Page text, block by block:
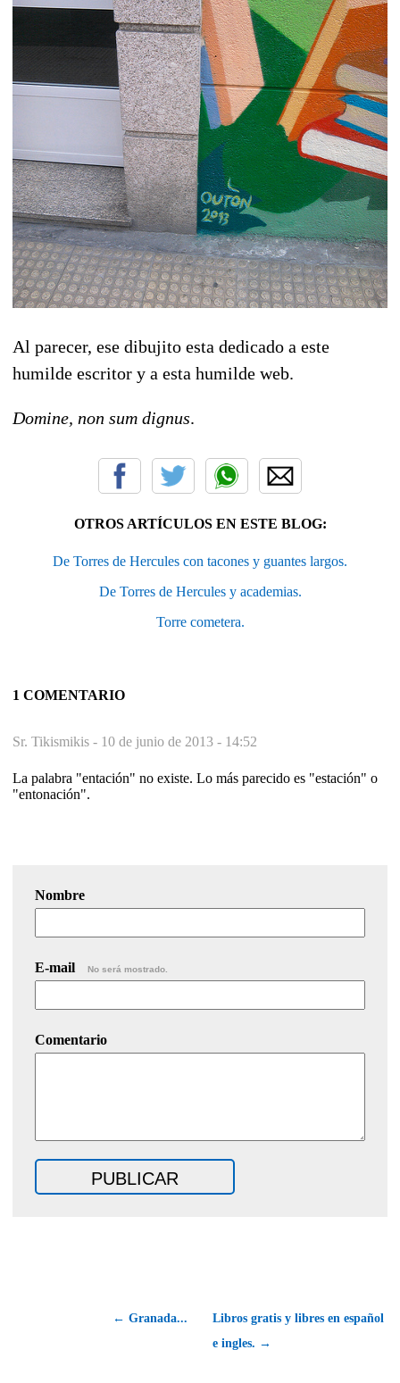
Al parecer, ese dibujito esta dedicado a este
humilde escritor y a esta humilde web.
Domine, non sum dignus.
OTROS ARTÍCULOS EN ESTE BLOG:
De Torres de Hercules con tacones y guantes largos.
De Torres de Hercules y academias.
Torre cometera.
1 COMENTARIO
Sr. Tikismikis - 10 de junio de 2013 - 14:52
La palabra "entación" no existe. Lo más parecido es "estación" o
"entonación".
Nombre
E-mail No será mostrado.
Comentario
← Granada...
Libros gratis y libres en español
e ingles. →